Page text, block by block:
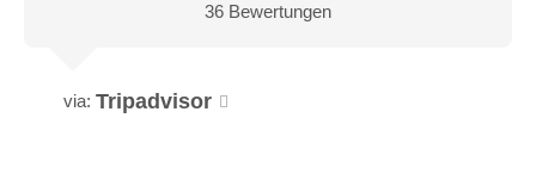
36 Bewertungen
via: Tripadvisor